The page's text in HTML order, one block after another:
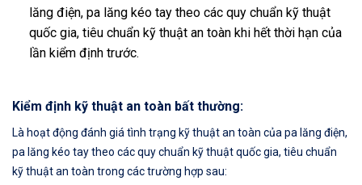
lăng điện, pa lăng kéo tay theo các quy chuẩn kỹ thuật
quốc gia, tiêu chuẩn kỹ thuật an toàn khi hết thời hạn của
lần kiểm định trước.
Kiểm định kỹ thuật an toàn bất thường:
Là hoạt động đánh giá tình trạng kỹ thuật an toàn của pa lăng điện,
pa lăng kéo tay theo các quy chuẩn kỹ thuật quốc gia, tiêu chuẩn
kỹ thuật an toàn trong các trường hợp sau: